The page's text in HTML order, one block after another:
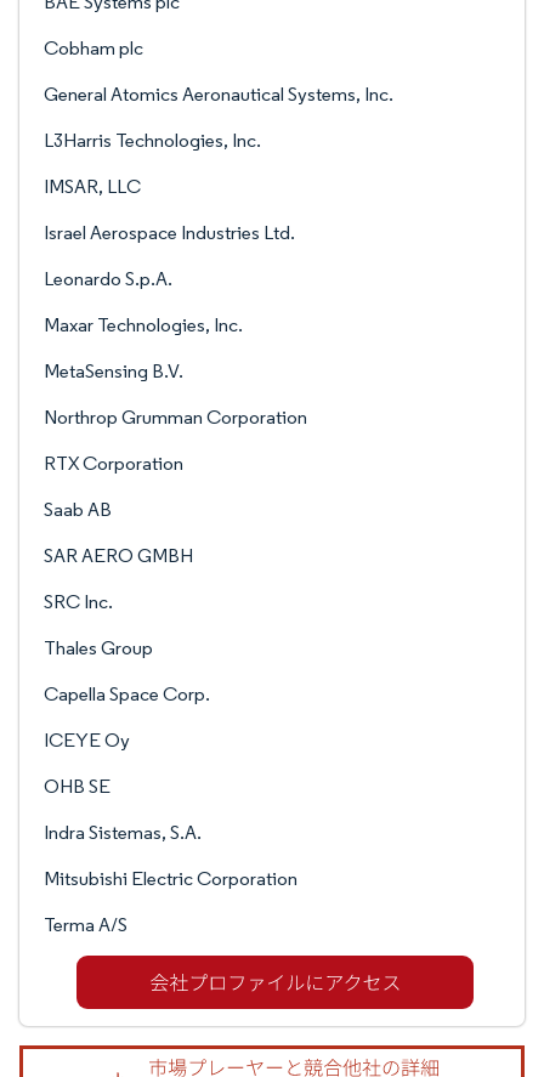
Cobham plc
General Atomics Aeronautical Systems, Inc.
L3Harris Technologies, Inc.
IMSAR, LLC
Israel Aerospace Industries Ltd.
Leonardo S.p.A.
Maxar Technologies, Inc.
MetaSensing B.V.
Northrop Grumman Corporation
RTX Corporation
Saab AB
SAR AERO GMBH
SRC Inc.
Thales Group
Capella Space Corp.
ICEYE Oy
OHB SE
Indra Sistemas, S.A.
Mitsubishi Electric Corporation
Terma A/S